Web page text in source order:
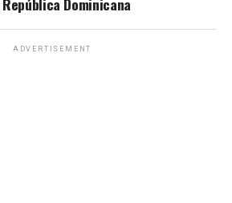
ADVERTISEMENT